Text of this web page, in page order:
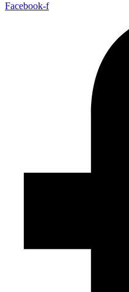
Facebook-f